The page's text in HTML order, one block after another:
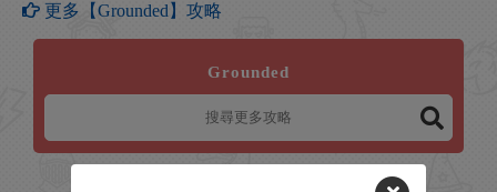
更多【Grounded】攻略
Grounded